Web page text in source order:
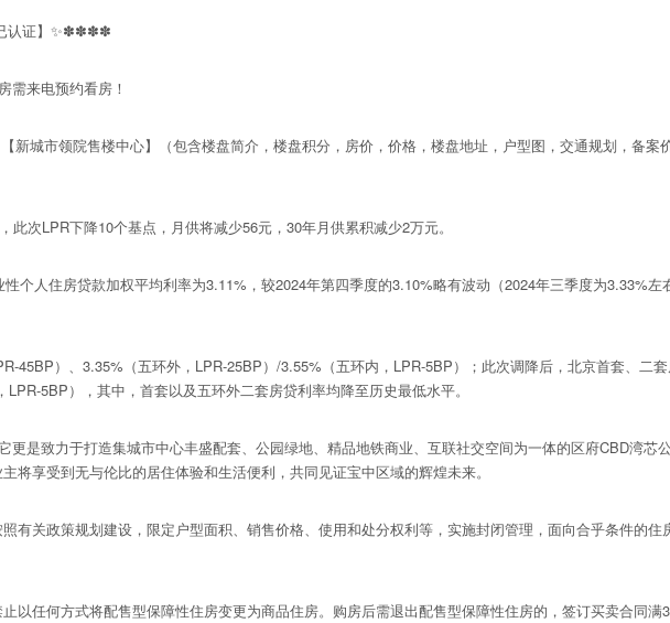
认证】✨✽✽✽✽
来电预约看房！
市领院售楼中心】（包含楼盘简介，楼盘积分，房价，价格，楼盘地址，户型图，交通规划，备案
LPR下降10个基点，月供将减少56元，30年月供累积减少2万元。
人住房贷款加权平均利率为3.11%，较2024年第四季度的3.10%略有波动（2024年三季度为3.33%左
）、3.35%（五环外，LPR-25BP）/3.55%（五环内，LPR-5BP）；此次调降后，北京首套、二
5BP），其中，首套以及五环外二套房贷利率均降至历史最低水平。
是致力于打造集城市中心丰盛配套、公园绿地、精品地铁商业、互联社交空间为一体的区府CBD湾芯
享受到无与伦比的居住体验和生活便利，共同见证宝中区域的辉煌未来。
关政策规划建设，限定户型面积、销售价格、使用和处分权利等，实施封闭管理，面向合乎条件的住
任何方式将配售型保障性住房变更为商品住房。购房后需退出配售型保障性住房的，签订买卖合同满